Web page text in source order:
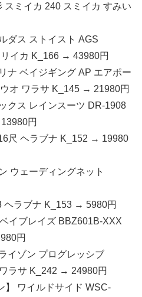
ミイカ 240 スミイカ すみい
ダス ストイスト AGS
イカ K_166 → 43980円
ナ ベイジギング AP エアポー
オ ワラサ K_145 → 21980円
クス レインスーツ DR-1908
円
尺 ヘラブナ K_152 → 19980
ウェーディングネット
ヘラブナ K_153 → 5980円
イブレイズ BBZ601B-XXX
円
イゾン プログレッシブ
ラサ K_242 → 24980円
】 ワイルドサイド WSC-